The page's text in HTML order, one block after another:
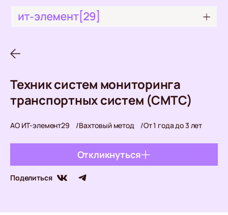
© 2026 АО «ИТ-Элемент 29»
Техник систем мониторинга
транспортных систем (СМТС)
АО ИТ-элемент29 Вахтовый метод От 1 года до 3 лет
Откликнуться
Поделиться